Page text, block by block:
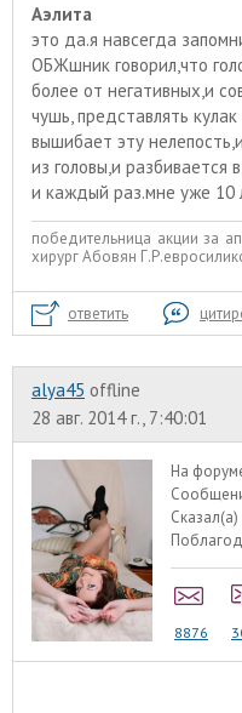
Аэлита
это да.я навсегда
ОБЖшник говорил,что
более от негативных,и
чушь, представлять
вышибает эту
из головы,и
и каждый раз.мне уже 10
победительница акции за
хирург Абовян
ответить
alyа45 offline
28 авг. 2014 г., 7:40:01
На
8876